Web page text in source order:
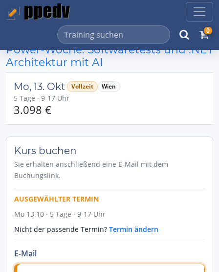
0
Power-Woche: Softwaretests und .NET
Architektur mit AI
Mo, 13. Okt Vollzeit Wien
5 Tage · 9-17 Uhr
3.098 €
Kurs buchen
Sie erhalten anschließend eine E-Mail mit dem
Buchungslink.
AUSGEWÄHLTER TERMIN
Mo 13.10 · 5 Tage · 9-17 Uhr
Nicht der passende Termin? Termin ändern
E-Mail